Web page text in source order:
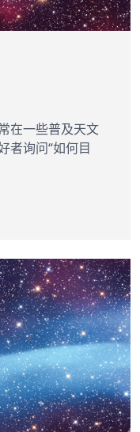
在一些普及天文
者询问“如何目